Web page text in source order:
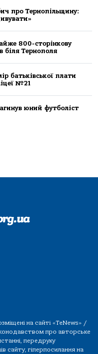
про Тернопільщину:
800-сторінкову
біля Тернополя
батьківської плати
№21
юний футболіст
на сайті «TeNews» /
про авторське
передруку
сайту, гіперпосилання на